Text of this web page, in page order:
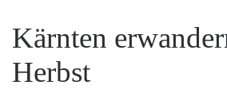
Kärnten
Herbst